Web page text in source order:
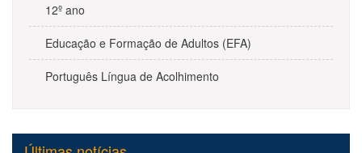
12º ano
Educação e Formação de Adultos (EFA)
Português Língua de Acolhimento